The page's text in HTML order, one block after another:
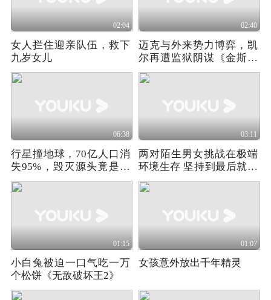
02:04
女人拦住迎亲队伍，救下
九岁女儿
02:40
迈克与外来势力博弈，凯
尔再遭监狱阴谋《金斯敦
市长》第四季02
06:38
行星撞地球，70亿人口消
失95%，毁灭源头竟是变
异怪物，科幻
03:11
两对陌生男女挑战在极端
环境生存 坚持到最后就能
赢得10万美金
01:15
小白兔被迫一口气吃一万
个松饼《无敌破坏王2》
01:07
女孩意外放出千年精灵